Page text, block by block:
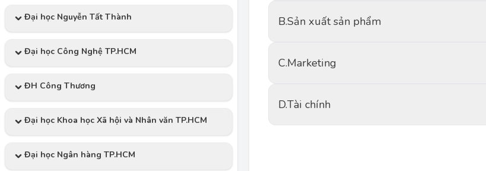
Đại học Nguyễn Tất Thành
Đại học Công Nghệ TP.HCM
ĐH Công Thương
Đại học Khoa học Xã hội và Nhân văn TP.HCM
Đại học Ngân hàng TP.HCM
B.Sản xuất sản phẩm
C.Marketing
D.Tài chính